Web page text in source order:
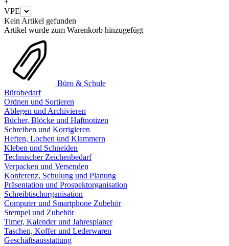
+
VPE
Kein Artikel gefunden
Artikel wurde zum Warenkorb hinzugefügt
Büro & Schule
Bürobedarf
Ordnen und Sortieren
Ablegen und Archivieren
Bücher, Blöcke und Haftnotizen
Schreiben und Korrigieren
Heften, Lochen und Klammern
Kleben und Schneiden
Technischer Zeichenbedarf
Verpacken und Versenden
Konferenz, Schulung und Planung
Präsentation und Prospektorganisation
Schreibtischorganisation
Computer und Smartphone Zubehör
Stempel und Zubehör
Timer, Kalender und Jahresplaner
Taschen, Koffer und Lederwaren
Geschäftsausstattung